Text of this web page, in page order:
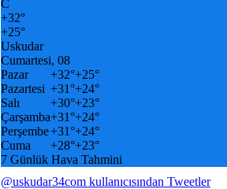
C
+32°
+25°
Uskudar
Cumartesi, 08
Pazar
+32°+25°
Pazartesi +31°+24°
Salı
+30°+23°
Çarşamba+31°+24°
Perşembe+31°+24°
Cuma
+28°+23°
7 Günlük Hava Tahmini
@uskudar34com kullanıcısından Tweetler